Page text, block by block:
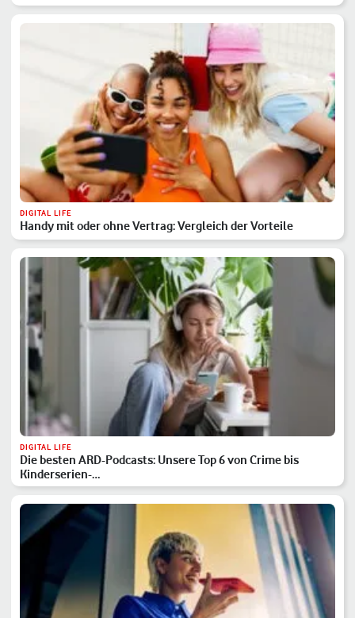
DIGITAL LIFE
Handy mit oder ohne Vertrag: Vergleich der Vorteile
DIGITAL LIFE
Die besten ARD-Podcasts: Unsere Top 6 von Crime bis
Kinderserien-…